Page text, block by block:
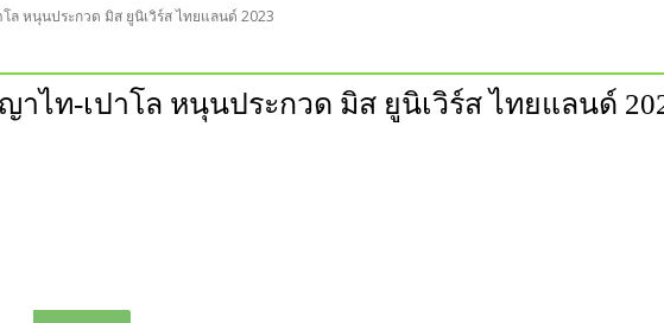
หนุนประกวด มิส ยูนิเวิร์ส ไทยแลนด์ 2023
ไท-เปาโล หนุนประกวด มิส ยูนิเวิร์ส ไทยแลนด์